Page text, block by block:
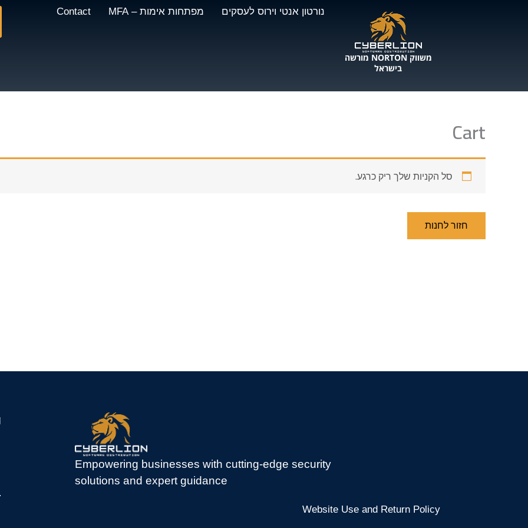
משווק NORTON מורשה
בישראל
נורטון אנטי וירוס לעסקים מפתחות אימות – MFA Contact
Cart
סל הקניות שלך ריק כרגע.
חזור לחנות
Empowering businesses with cutting-edge security
solutions and expert guidance
Website Use and Return Policy